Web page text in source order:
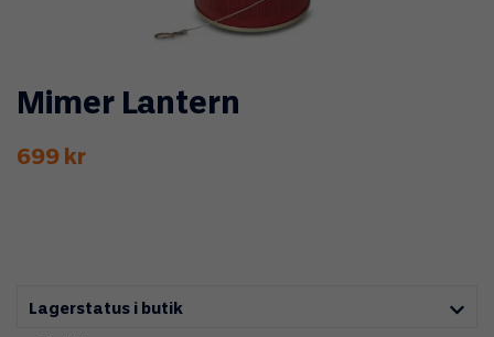
Mimer Lantern
699 kr
Lagerstatus i butik